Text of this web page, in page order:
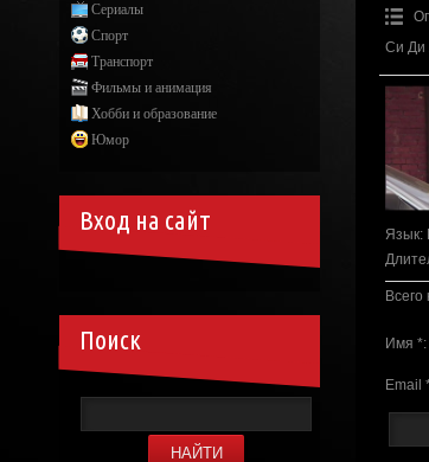
Си Ди
Язык:
Имя *:
Email
Сериалы
Спорт
Транспорт
Фильмы и анимация
Хобби и образование
Юмор
Вход на сайт
Поиск